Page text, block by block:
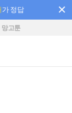
가 정답
진 AI 부스터 요금제
망고툰